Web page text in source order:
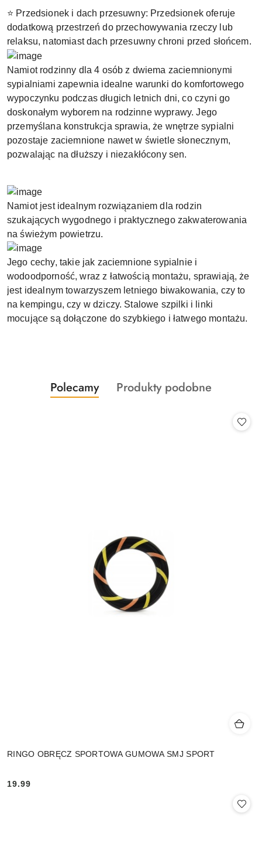
⭐ Przedsionek i dach przesuwny: Przedsionek oferuje
dodatkową przestrzeń do przechowywania rzeczy lub
relaksu, natomiast dach przesuwny chroni przed słońcem.
Namiot rodzinny dla 4 osób z dwiema zaciemnionymi
sypialniami zapewnia idealne warunki do komfortowego
wypoczynku podczas długich letnich dni, co czyni go
doskonałym wyborem na rodzinne wyprawy. Jego
przemyślana konstrukcja sprawia, że wnętrze sypialni
pozostaje zaciemnione nawet w świetle słonecznym,
pozwalając na dłuższy i niezakłócony sen.
Namiot jest idealnym rozwiązaniem dla rodzin
szukających wygodnego i praktycznego zakwaterowania
na świeżym powietrzu.
Jego cechy, takie jak zaciemnione sypialnie i
wodoodporność, wraz z łatwością montażu, sprawiają, że
jest idealnym towarzyszem letniego biwakowania, czy to
na kempingu, czy w dziczy. Stalowe szpilki i linki
mocujące są dołączone do szybkiego i łatwego montażu.
Pomiń karuzelę produktów
Produkty
o
Polecamy
Produkty
Produkty podobne
RINGO OBRĘCZ SPORTOWA GUMOWA SMJ SPORT
Cena:
19.99